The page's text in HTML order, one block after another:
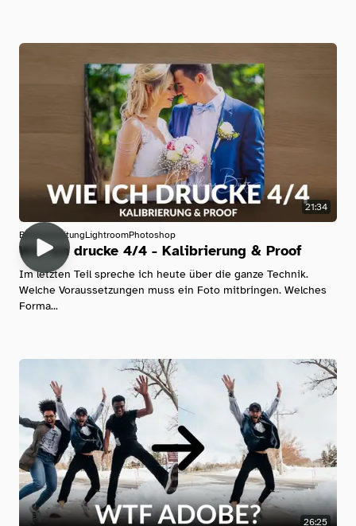
21:34
BildbearbeitungLightroomPhotoshop
Wie ich drucke 4/4 - Kalibrierung & Proof
Im letzten Teil spreche ich heute über die ganze Technik.
Welche Voraussetzungen muss ein Foto mitbringen. Welches
Forma...
26:25